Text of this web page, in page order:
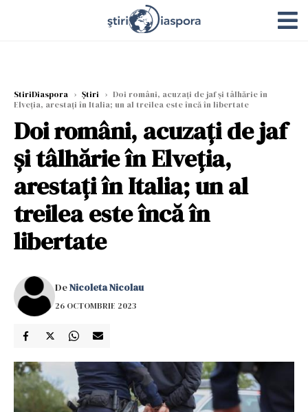
StiriDiaspora › Știri › Doi români, acuzați de jaf și tâlhărie în
Elveția, arestați în Italia; un al treilea este încă în libertate
Doi români, acuzați de jaf
și tâlhărie în Elveția,
arestați în Italia; un al
treilea este încă în
libertate
DeNicoleta Nicolau
26 OCTOMBRIE 2023